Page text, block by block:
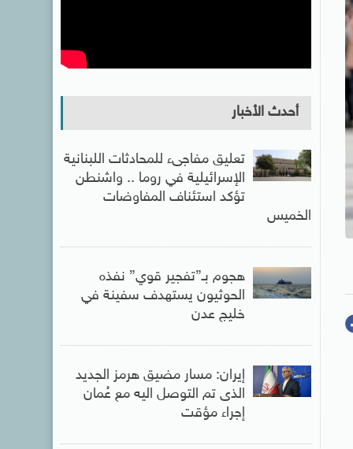
أحدث الأخبار
تعليق مفاجىء للمحادثات اللبنانية
الإسرائيلية في روما .. واشنطن
تؤكد استئناف المفاوضات
الخميس
هجوم بـ”تفجير قوي” نفذه
الحوثيون يستهدف سفينة في
خليج عدن
إيران: مسار مضيق هرمز الجديد
الذى تم التوصل اليه مع عُمان
إجراء مؤقت